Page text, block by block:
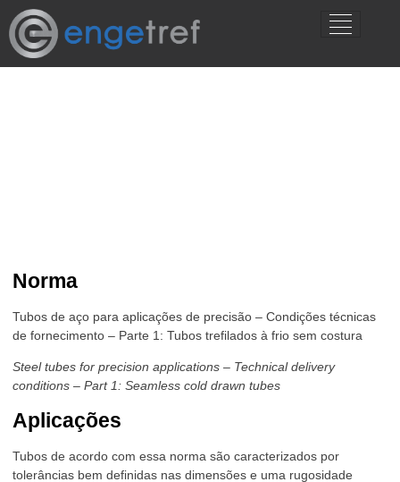
Norma
Tubos de aço para aplicações de precisão – Condições técnicas
de fornecimento – Parte 1: Tubos trefilados à frio sem costura
Steel tubes for precision applications – Technical delivery
conditions – Part 1: Seamless cold drawn tubes
Aplicações
Tubos de acordo com essa norma são caracterizados por
tolerâncias bem definidas nas dimensões e uma rugosidade